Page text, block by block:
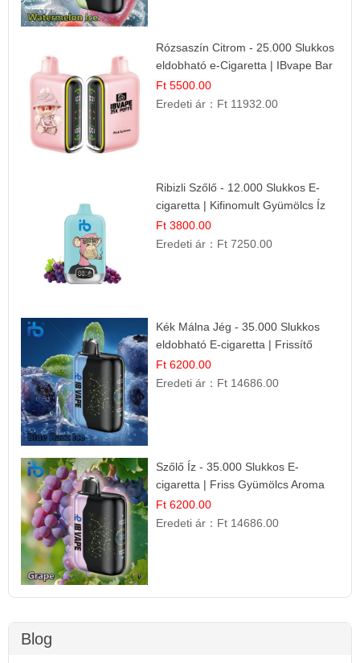
Rózsaszín Citrom - 25.000 Slukkos
eldobható e-Cigaretta | IBvape Bar
Ft 5500.00
Eredeti ár： Ft 11932.00
Ribizli Szőlő - 12.000 Slukkos E-
cigaretta | Kifinomult Gyümölcs Íz
Ft 3800.00
Eredeti ár： Ft 7250.00
Kék Málna Jég - 35.000 Slukkos
eldobható E-cigaretta | Frissítő
Ízélmény
Ft 6200.00
Eredeti ár： Ft 14686.00
Szőlő Íz - 35.000 Slukkos E-
cigaretta | Friss Gyümölcs Aroma
Ft 6200.00
Eredeti ár： Ft 14686.00
Blog